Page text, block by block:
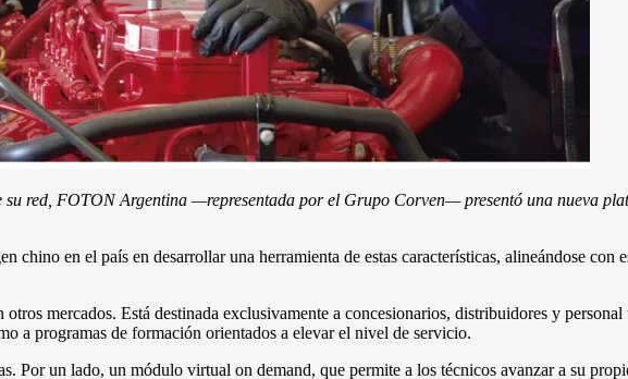
red, FOTON Argentina —representada por el Grupo Corven— presentó una nueva
en el país en desarrollar una herramienta de estas características, alineándose con
mercados. Está destinada exclusivamente a concesionarios, distribuidores y
a programas de formación orientados a elevar el nivel de servicio.
Por un lado, un módulo virtual on demand, que permite a los técnicos avanzar a su